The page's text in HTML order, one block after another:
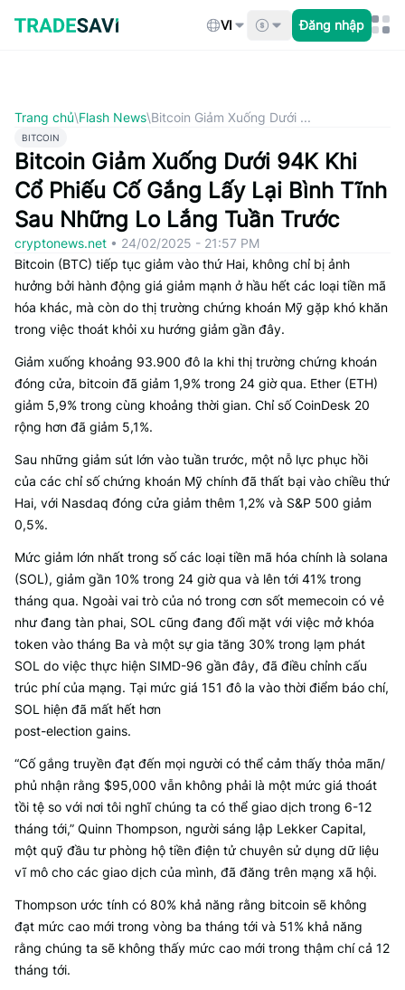
qua
nội
VI Đăng nhập
Trang chủ\Flash News\Bitcoin Giảm Xuống Dưới ...
BITCOIN
Bitcoin Giảm Xuống Dưới 94K Khi
Cổ Phiếu Cố Gắng Lấy Lại Bình Tĩnh
Sau Những Lo Lắng Tuần Trước
cryptonews.net • 24/02/2025 - 21:57 PM
Bitcoin (BTC) tiếp tục giảm vào thứ Hai, không chỉ bị ảnh
hưởng bởi hành động giá giảm mạnh ở hầu hết các loại tiền mã
hóa khác, mà còn do thị trường chứng khoán Mỹ gặp khó khăn
trong việc thoát khỏi xu hướng giảm gần đây.
Giảm xuống khoảng 93.900 đô la khi thị trường chứng khoán
đóng cửa, bitcoin đã giảm 1,9% trong 24 giờ qua. Ether (ETH)
giảm 5,9% trong cùng khoảng thời gian. Chỉ số CoinDesk 20
rộng hơn đã giảm 5,1%.
Sau những giảm sút lớn vào tuần trước, một nỗ lực phục hồi
của các chỉ số chứng khoán Mỹ chính đã thất bại vào chiều thứ
Hai, với Nasdaq đóng cửa giảm thêm 1,2% và S&P 500 giảm
0,5%.
Mức giảm lớn nhất trong số các loại tiền mã hóa chính là solana
(SOL), giảm gần 10% trong 24 giờ qua và lên tới 41% trong
tháng qua. Ngoài vai trò của nó trong cơn sốt memecoin có vẻ
như đang tàn phai, SOL cũng đang đối mặt với việc mở khóa
token vào tháng Ba và một sự gia tăng 30% trong lạm phát
SOL do việc thực hiện SIMD-96 gần đây, đã điều chỉnh cấu
trúc phí của mạng. Tại mức giá 151 đô la vào thời điểm báo chí,
SOL hiện đã mất hết hơn
post-election gains.
“Cố gắng truyền đạt đến mọi người có thể cảm thấy thỏa mãn/
phủ nhận rằng $95,000 vẫn không phải là một mức giá thoát
tồi tệ so với nơi tôi nghĩ chúng ta có thể giao dịch trong 6-12
tháng tới,” Quinn Thompson, người sáng lập Lekker Capital,
một quỹ đầu tư phòng hộ tiền điện tử chuyên sử dụng dữ liệu
vĩ mô cho các giao dịch của mình, đã đăng trên mạng xã hội.
Thompson ước tính có 80% khả năng rằng bitcoin sẽ không
đạt mức cao mới trong vòng ba tháng tới và 51% khả năng
rằng chúng ta sẽ không thấy mức cao mới trong thậm chí cả 12
tháng tới.